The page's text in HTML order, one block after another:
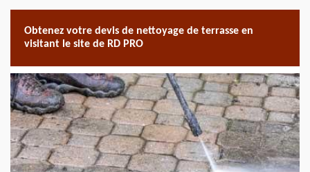
Obtenez votre devis de nettoyage de terrasse en
visitant le site de RD PRO